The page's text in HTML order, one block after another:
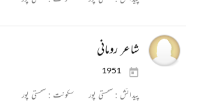
شاعر رومانی
1951
پیدائش : سمستی پور سکونت : سمستی پور